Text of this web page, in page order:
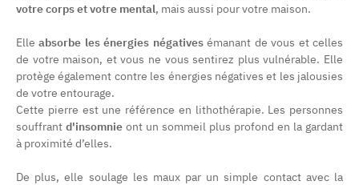
votre corps et votre mental, mais aussi pour votre maison.
Elleabsorbe les énergies négativesémanant de vous et celles
de votre maison, et vous ne vous sentirez plus vulnérable. Elle
protège également contre les énergies négatives et les jalousies
de votre entourage.
Cette pierre est une référence en lithothérapie. Les personnes
souffrant d'insomnie ont un sommeil plus profond en la gardant
à proximité d’elles.
De plus, elle soulage les maux par un simple contact avec la